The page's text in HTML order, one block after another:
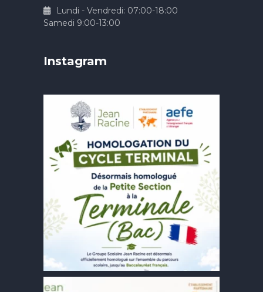
Lundi - Vendredi: 07:00-18:00
Samedi 9:00-13:00
Instagram